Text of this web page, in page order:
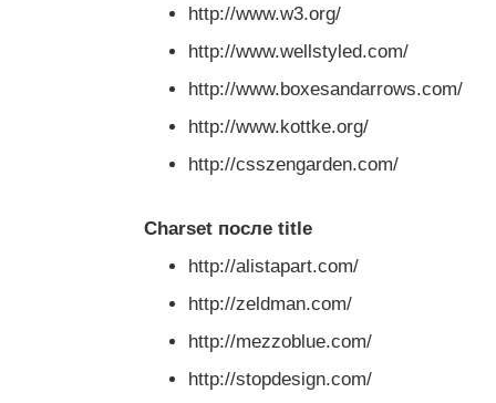
http://www.w3.org/
http://www.wellstyled.com/
http://www.boxesandarrows.com/
http://www.kottke.org/
http://csszengarden.com/
Charset после title
http://alistapart.com/
http://zeldman.com/
http://mezzoblue.com/
http://stopdesign.com/